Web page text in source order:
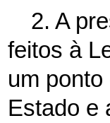
2. A
feitos à
um
Estado e